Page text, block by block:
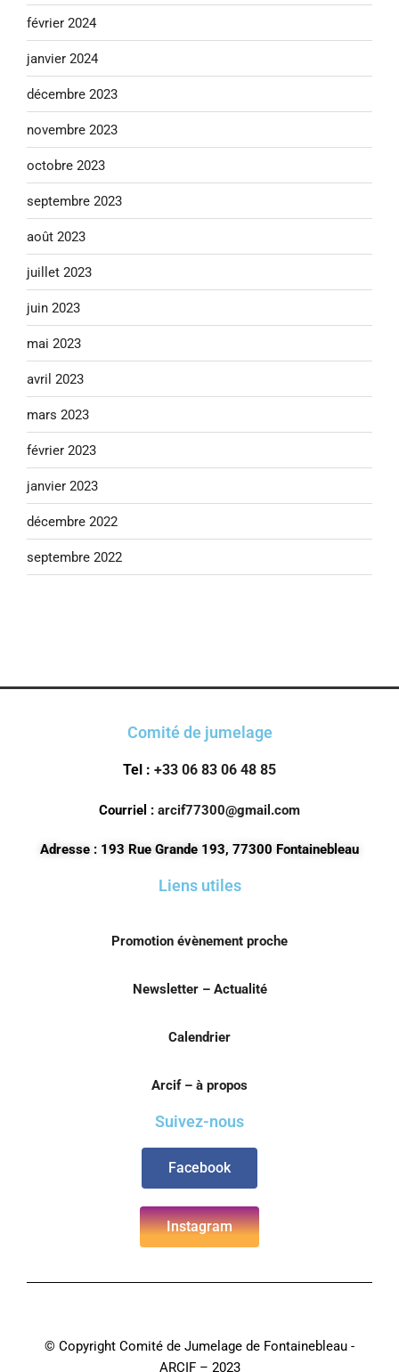
février 2024
janvier 2024
décembre 2023
novembre 2023
octobre 2023
septembre 2023
août 2023
juillet 2023
juin 2023
mai 2023
avril 2023
mars 2023
février 2023
janvier 2023
décembre 2022
septembre 2022
Comité de jumelage
Tel : +33 06 83 06 48 85
Courriel : arcif77300@gmail.com
Adresse : 193 Rue Grande 193, 77300 Fontainebleau
Liens utiles
Promotion évènement proche
Newsletter – Actualité
Calendrier
Arcif – à propos
Suivez-nous
Facebook
Instagram
© Copyright Comité de Jumelage de Fontainebleau -
ARCIF – 2023